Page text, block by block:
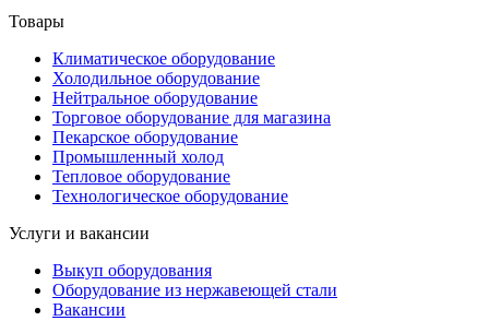
Товары
Климатическое оборудование
Холодильное оборудование
Нейтральное оборудование
Торговое оборудование для магазина
Пекарское оборудование
Промышленный холод
Тепловое оборудование
Технологическое оборудование
Услуги и вакансии
Выкуп оборудования
Оборудование из нержавеющей стали
Вакансии